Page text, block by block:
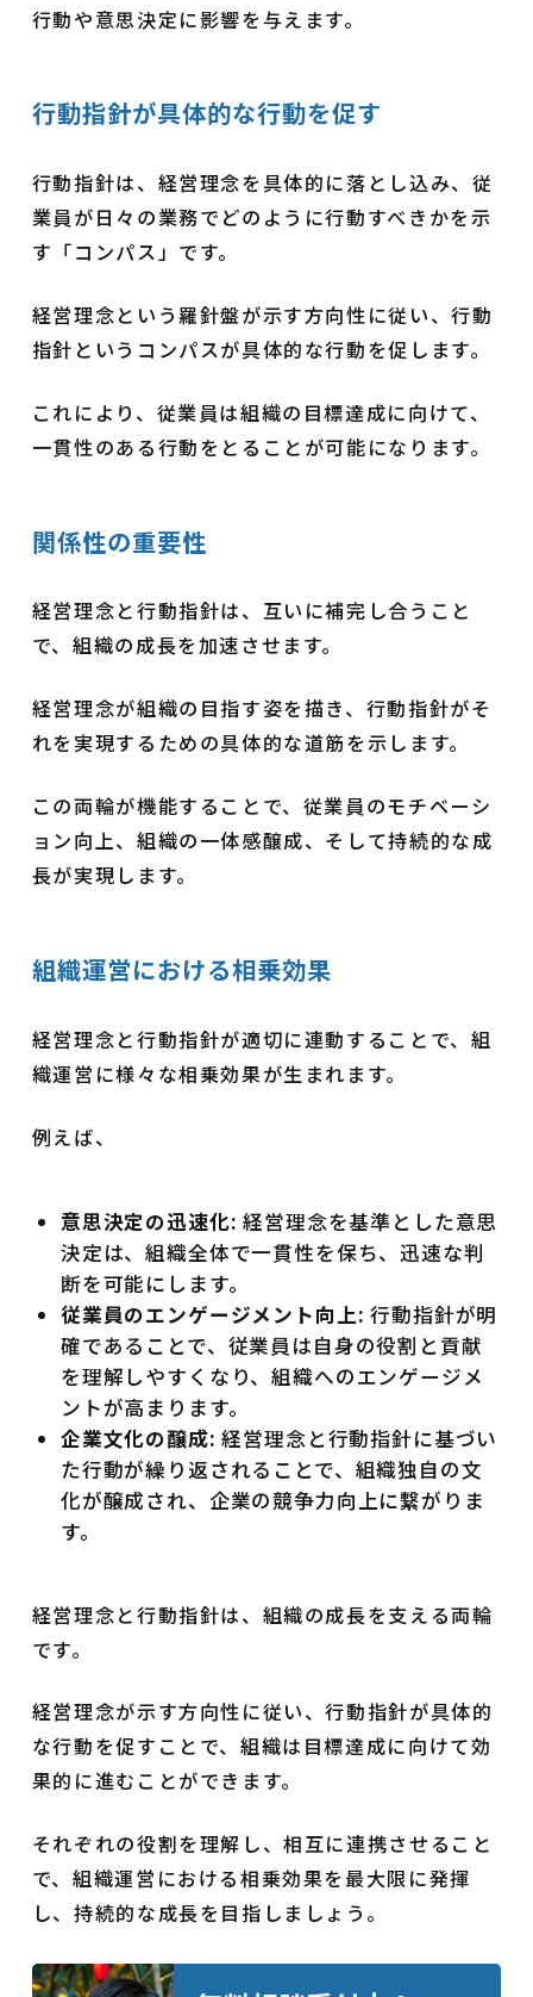
行動や意思決定に影響を与えます。
行動指針が具体的な行動を促す
行動指針は、経営理念を具体的に落とし込み、従
業員が日々の業務でどのように行動すべきかを示
す「コンパス」です。
経営理念という羅針盤が示す方向性に従い、行動
指針というコンパスが具体的な行動を促します。
これにより、従業員は組織の目標達成に向けて、
一貫性のある行動をとることが可能になります。
関係性の重要性
経営理念と行動指針は、互いに補完し合うこと
で、組織の成長を加速させます。
経営理念が組織の目指す姿を描き、行動指針がそ
れを実現するための具体的な道筋を示します。
この両輪が機能することで、従業員のモチベーシ
ョン向上、組織の一体感醸成、そして持続的な成
長が実現します。
組織運営における相乗効果
経営理念と行動指針が適切に連動することで、組
織運営に様々な相乗効果が生まれます。
例えば、
意思決定の迅速化: 経営理念を基準とした意思
決定は、組織全体で一貫性を保ち、迅速な判
断を可能にします。
従業員のエンゲージメント向上: 行動指針が明
確であることで、従業員は自身の役割と貢献
を理解しやすくなり、組織へのエンゲージメ
ントが高まります。
企業文化の醸成: 経営理念と行動指針に基づい
た行動が繰り返されることで、組織独自の文
化が醸成され、企業の競争力向上に繋がりま
す。
経営理念と行動指針は、組織の成長を支える両輪
です。
経営理念が示す方向性に従い、行動指針が具体的
な行動を促すことで、組織は目標達成に向けて効
果的に進むことができます。
それぞれの役割を理解し、相互に連携させること
で、組織運営における相乗効果を最大限に発揮
し、持続的な成長を目指しましょう。